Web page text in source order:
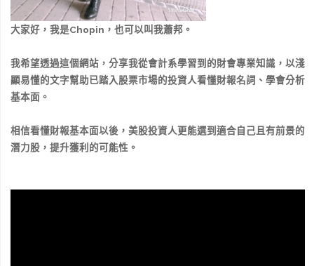
大家好，我是Chopin，也可以叫我蕭邦。
我希望透過這個網站，分享我從會計系學習到的財會專業知識，以淺
顯易懂的文字幫助已踏入股票市場的投資人看懂財報名詞、學會分析
基本面。
相信看懂財報基本面以後，美股投資人更能選到適合自己且有前景的
潛力股，提升獲利的可能性。